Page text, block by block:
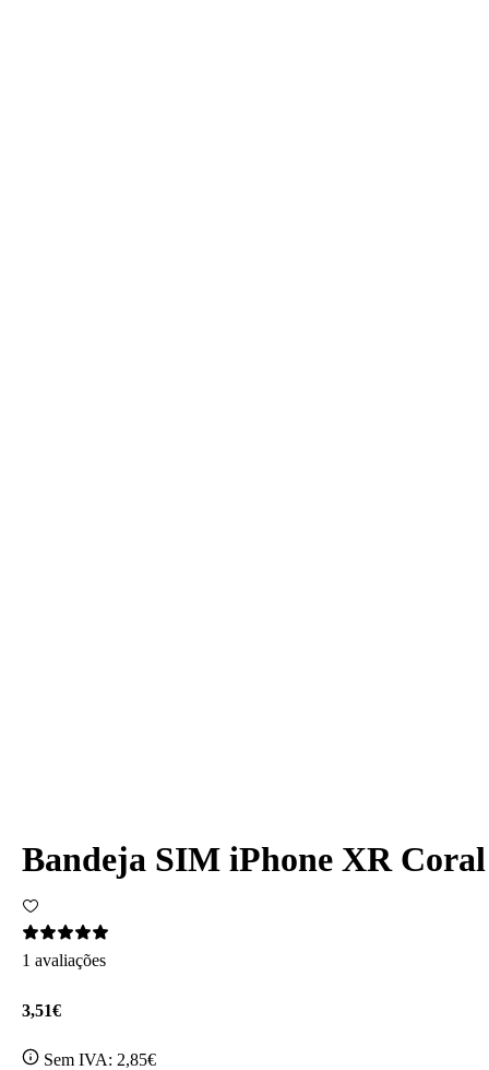
Bandeja SIM iPhone XR Coral
1 avaliações
3,51€
Sem IVA: 2,85€